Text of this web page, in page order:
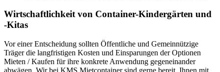
Wirtschaftlichkeit von Container-Kindergärten und
-Kitas
Vor einer Entscheidung sollten Öffentliche und Gemeinnützige
Träger die langfristigen Kosten und Einsparungen der Optionen
Mieten / Kaufen für ihre konkrete Anwendung gegeneinander
abwägen. Wir bei KMS Mietcontainer sind gerne bereit, Ihnen mit